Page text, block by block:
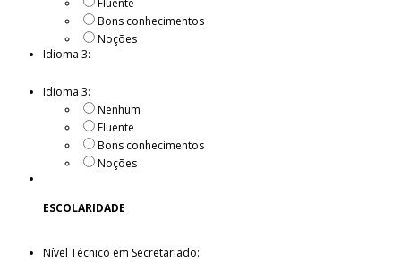
Fluente
Bons conhecimentos
Noções
Idioma 3:
Idioma 3:
Nenhum
Fluente
Bons conhecimentos
Noções
ESCOLARIDADE
Nível Técnico em Secretariado: